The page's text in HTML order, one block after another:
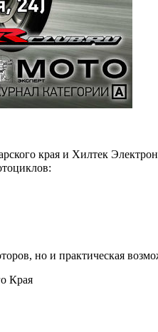
края и Хилтек
но и практическая
Края